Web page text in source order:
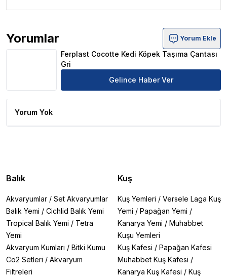
Yorumlar
Ferplast Cocotte Kedi Köpek Taşıma Çantası Gri Ürün
Yorum Ekle
Ferplast Cocotte Kedi Köpek Taşıma Çantası
Gri
Gelince Haber Ver
Yorum Yok
Balık
Akvaryumlar / Set Akvaryumlar
Balık Yemi / Cichlid Balık Yemi
Tropical Balık Yemi / Tetra
Yemi
Akvaryum Kumları / Bitki Kumu
Co2 Setleri / Akvaryum
Filtreleri
Kuş
Kuş Yemleri / Versele Laga Kuş
Yemi / Papağan Yemi /
Kanarya Yemi / Muhabbet
Kuşu Yemleri
Kuş Kafesi / Papağan Kafesi
Muhabbet Kuş Kafesi /
Kanarya Kuş Kafesi / Kuş